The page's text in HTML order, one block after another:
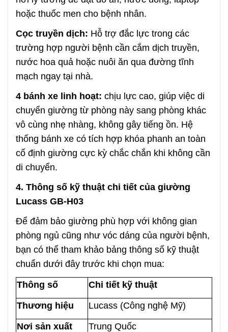
hoặc thuốc men cho bệnh nhân.
Cọc truyền dịch: Hỗ trợ đắc lực trong các
trường hợp người bệnh cần cắm dịch truyền,
nước hoa quả hoặc nuôi ăn qua đường tĩnh
mạch ngay tại nhà.
4 bánh xe linh hoạt: chịu lực cao, giúp việc di
chuyển giường từ phòng này sang phòng khác
vô cùng nhẹ nhàng, không gây tiếng ồn. Hệ
thống bánh xe có tích hợp khóa phanh an toàn
cố định giường cực kỳ chắc chắn khi không cần
di chuyển.
4. Thông số kỹ thuật chi tiết của giường
Lucass GB-H03
Để đảm bảo giường phù hợp với không gian
phòng ngủ cũng như vóc dáng của người bệnh,
bạn có thể tham khảo bảng thông số kỹ thuật
chuẩn dưới đây trước khi chọn mua:
Thông số Chi tiết kỹ thuật
Thương hiệu Lucass (Công nghệ Mỹ)
Nơi sản xuất Trung Quốc